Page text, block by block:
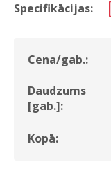
Specifikācijas:
Cena/gab.:
Daudzums
[gab.]:
Kopā: